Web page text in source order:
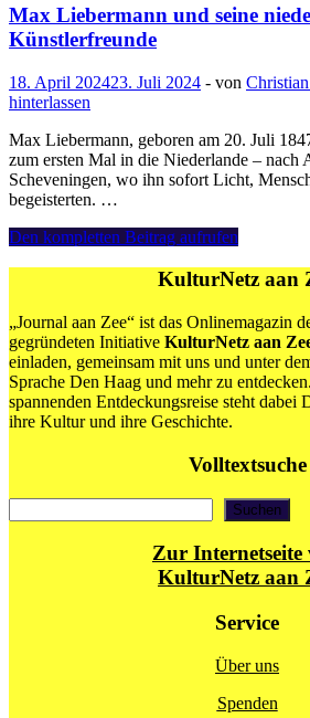
und
Künstler
im
Haager
Exil“
Max Liebermann und seine
Künstlerfreunde
18. April 202423. Juli 2024 - von
hinterlassen
Max Liebermann, geboren am 20. Juli
zum ersten Mal in die Niederlande – nach
Scheveningen, wo ihn sofort Licht,
begeisterten. …
Max
niederländischen
Künstlerfreunde
Den kompletten Beitrag aufrufen
KulturNetz aan
„Journal aan Zee“ ist das Onlinemagazin
gegründeten Initiative KulturNetz aan
einladen, gemeinsam mit uns und unter
Sprache Den Haag und mehr zu
spannenden Entdeckungsreise steht dabei
ihre Kultur und ihre Geschichte.
Volltextsuche
Suchen
Zur Internetseite
KulturNetz aan
Service
Über uns
Spenden